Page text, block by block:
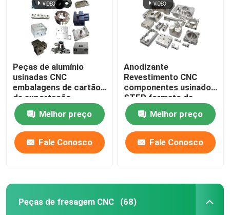
Peças de alumínio
usinadas CNC
embalagens de cartão
de exportação
personalizadas
Melhor preço
Fale Conosco
Anodizante
Revestimento CNC
componentes usinados
STEP formato de
desenho
Melhor preço
Fale Conosco
Peças de fresagem CNC (68)